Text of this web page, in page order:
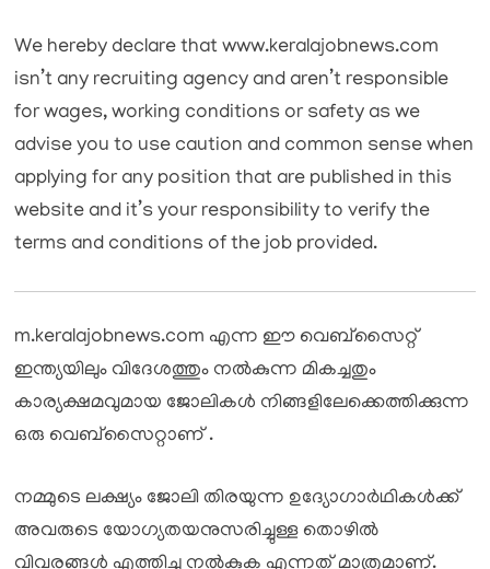
We hereby declare that www.keralajobnews.com
isn’t any recruiting agency and aren’t responsible
for wages, working conditions or safety as we
advise you to use caution and common sense when
applying for any position that are published in this
website and it’s your responsibility to verify the
terms and conditions of the job provided.
m.keralajobnews.com എന്ന ഈ വെബ്സൈറ്റ്
ഇന്ത്യയിലും വിദേശത്തും നൽകുന്ന മികച്ചതും
കാര്യക്ഷമവുമായ ജോലികൾ നിങ്ങളിലേക്കെത്തിക്കുന്ന
ഒരു വെബ്‌സൈറ്റാണ് .
നമ്മുടെ ലക്ഷ്യം ജോലി തിരയുന്ന ഉദ്യോഗാർഥികൾക്ക്
അവരുടെ യോഗ്യതയനുസരിച്ചുള്ള തൊഴിൽ
വിവരങ്ങൾ എത്തിച്ചു നൽകുക എന്നത് മാത്രമാണ്.